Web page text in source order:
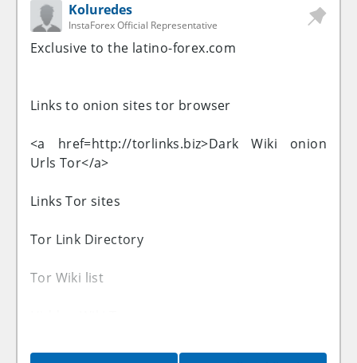
Koluredes
InstaForex Official Representative
Exclusive to the latino-forex.com
Links to onion sites tor browser
<a href=http://torlinks.biz>Dark Wiki onion
Urls Tor</a>
Links Tor sites
Tor Link Directory
Tor Wiki list
Tor .onion urls directories